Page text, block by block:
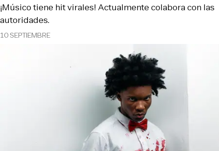
10 SEPTIEMBRE
¡Músico tiene hit virales! Actualmente colabora con las
autoridades.